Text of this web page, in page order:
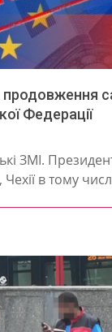
продовження
Федерації
ЗМІ.
в тому